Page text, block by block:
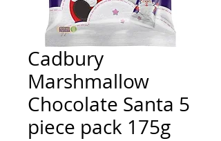
Cadbury
Marshmallow
Chocolate Santa 5
piece pack 175g